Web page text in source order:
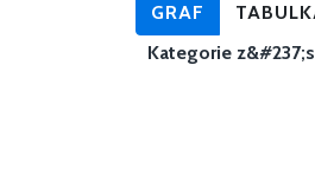
GRAF
Kategorie